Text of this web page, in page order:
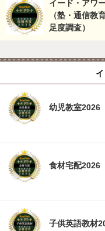
イード・アワ
（塾・通信教
足度調査）
幼児教室2026
食材宅配2026
子供英語教材